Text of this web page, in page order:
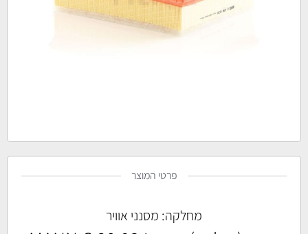
פרטי המוצר
מחלקה: מסנני אוויר